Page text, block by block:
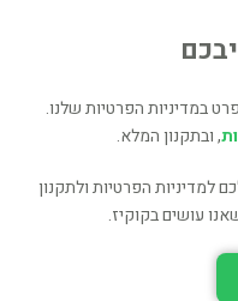
שולחן מלכים ספר זמנים
במדיניות הפרטיות שלנו.
, ובתקנון המלא.
הפרטיות ולתקנון
עושים בקוקיז.